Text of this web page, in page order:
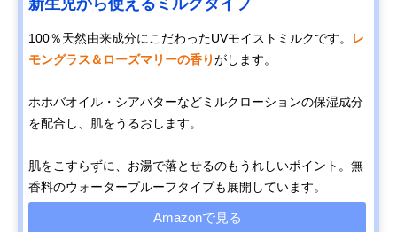
100％天然由来成分にこだわったUVモイストミルクです。
レ
モングラス＆ローズマリーの香りがします。
ホホバオイル・シアバターなどミルクローションの保湿成分
を配合し、肌をうるおします。
肌をこすらずに、お湯で落とせるのもうれしいポイント。無
香料のウォータープルーフタイプも展開しています。
Amazonで見る